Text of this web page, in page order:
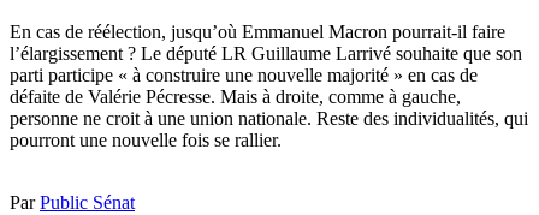
En cas de réélection, jusqu’où Emmanuel Macron pourrait-il faire
l’élargissement ? Le député LR Guillaume Larrivé souhaite que son
parti participe « à construire une nouvelle majorité » en cas de
défaite de Valérie Pécresse. Mais à droite, comme à gauche,
personne ne croit à une union nationale. Reste des individualités, qui
pourront une nouvelle fois se rallier.
ParPublic Sénat